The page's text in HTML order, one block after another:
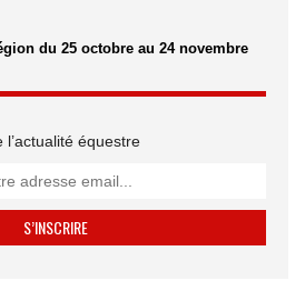
du 25 octobre au 24 novembre
équestre